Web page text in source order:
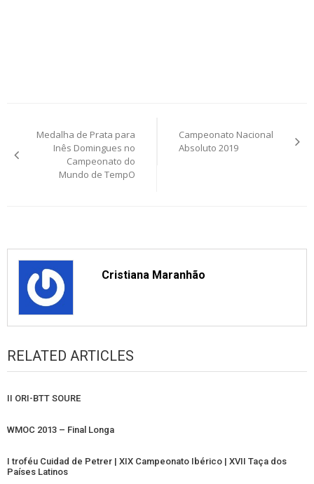
navigation
Medalha de Prata para
Inês Domingues no
Campeonato do
Mundo de TempO
Campeonato Nacional
Absoluto 2019
Cristiana Maranhão
RELATED ARTICLES
II ORI-BTT SOURE
WMOC 2013 – Final Longa
I troféu Cuidad de Petrer | XIX Campeonato Ibérico | XVII Taça dos
Países Latinos